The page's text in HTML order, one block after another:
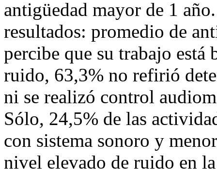
antigüedad mayor de 1
resultados: promedio de
percibe que su trabajo está
ruido, 63,3% no refirió
ni se realizó control
Sólo, 24,5% de las
con sistema sonoro y
nivel elevado de ruido en